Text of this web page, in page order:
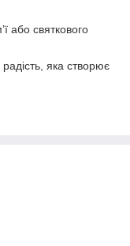
або святкового
яка створює